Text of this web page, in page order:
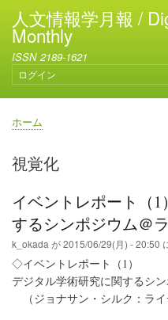
人文情報学月報 /
Monthly
ISSN 2189-1621
ユ
ー
ザ
ー
カ
ン
ト
メ
ニ
ュ
ー
ログイン
パ
く
ホーム
視覚化
イベントレポート（
するシンポジウム＠
k_okada が2015/06/29(月) - 20:50
◇イベントレポート（1）
デジタル学術研究に関するシ
（ジョナサン・シルク：ライ